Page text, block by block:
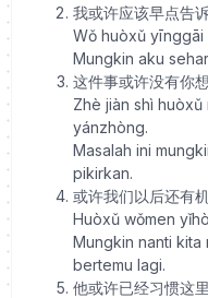
我或许应该早点告诉
Wǒ huòxǔ yīnggāi
Mungkin aku
这件事或许没有你
Zhè jiàn shì
yánzhòng.
Masalah ini
pikirkan.
或许我们以后还有机
Huòxǔ wǒmen
Mungkin nanti kita
bertemu lagi.
他或许已经习惯这